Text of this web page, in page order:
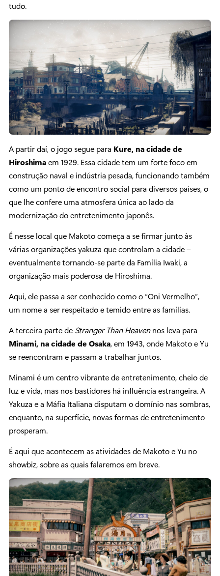
tudo.
A partir daí, o jogo segue para Kure, na cidade de
Hiroshimaem 1929. Essa cidade tem um forte foco em
construção naval e indústria pesada, funcionando também
como um ponto de encontro social para diversos países, o
que lhe confere uma atmosfera única ao lado da
modernização do entretenimento japonês.
É nesse local que Makoto começa a se firmar junto às
várias organizações yakuza que controlam a cidade –
eventualmente tornando-se parte da Família Iwaki, a
organização mais poderosa de Hiroshima.
Aqui, ele passa a ser conhecido como o “Oni Vermelho”,
um nome a ser respeitado e temido entre as famílias.
A terceira parte de Stranger Than Heavennos leva para
Minami, na cidade de Osaka, em 1943, onde Makoto e Yu
se reencontram e passam a trabalhar juntos.
Minami é um centro vibrante de entretenimento, cheio de
luz e vida, mas nos bastidores há influência estrangeira. A
Yakuza e a Máfia Italiana disputam o domínio nas sombras,
enquanto, na superfície, novas formas de entretenimento
prosperam.
É aqui que acontecem as atividades de Makoto e Yu no
showbiz, sobre as quais falaremos em breve.